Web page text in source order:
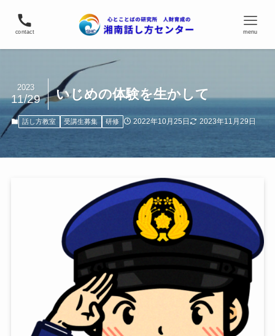
contact menu
いじめの体験を生かして
2023
11/29
話し方教室 受講生募集 研修 2022年10月25日 2023年11月29日